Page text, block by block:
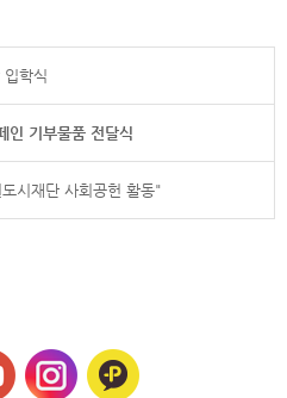
학식
인 기부물품 전달식
시재단 사회공헌 활동"